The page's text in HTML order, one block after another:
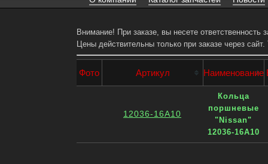
Внимание! При заказе, вы несете ответственность
Цены действительны только при заказе через сайт.
Фото Артикул Наименование
12036-16A10
Кольца
поршневые
"Nissan"
12036-16A10